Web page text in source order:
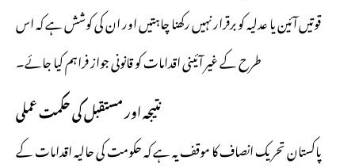
قوتیں آئین یا عدلیہ کو برقرار نہیں رکھنا چاہتیں اور ان کی کوشش ہے کہ اس
طرح کے غیر آئینی اقدامات کو قانونی جواز فراہم کیا جائے۔
نتیجہ اور مستقبل کی حکمت عملی
پاکستان تحریک انصاف کا موقف یہ ہے کہ حکومت کی حالیہ اقدامات کے